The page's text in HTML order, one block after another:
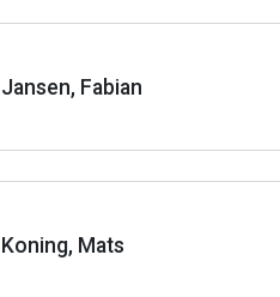
Jansen, Fabian
Koning, Mats